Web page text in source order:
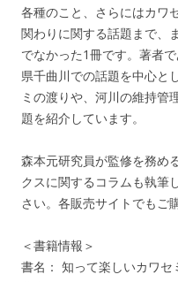
各種のこと、さらにはカワ
関わりに関する話題まで、
でなかった1冊です。著者
県千曲川での話題を中心と
ミの渡りや、河川の維持管
題を紹介しています。
森本元研究員が監修を務め
クスに関するコラムも執筆
さい。各販売サイトでもご
＜書籍情報＞
書名： 知って楽しいカワセ